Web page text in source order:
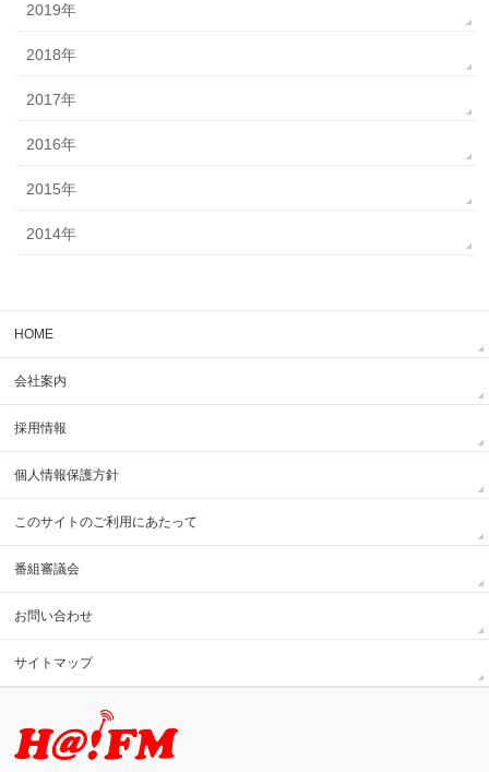
2019年
2018年
2017年
2016年
2015年
2014年
HOME
会社案内
採用情報
個人情報保護方針
このサイトのご利用にあたって
番組審議会
お問い合わせ
サイトマップ